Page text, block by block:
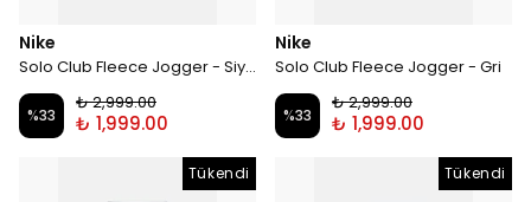
Nike
Solo Club Fleece Jogger - Siyah
%33
₺ 2,999.00
₺ 1,999.00
Nike
Solo Club Fleece Jogger - Gri
%33
₺ 2,999.00
₺ 1,999.00
Tükendi Tükendi